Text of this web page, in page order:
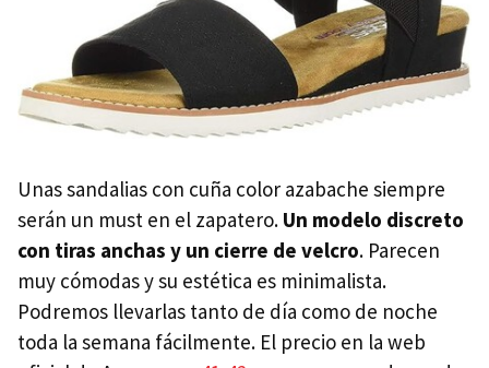
Unas sandalias con cuña color azabache siempre
serán un must en el zapatero. Un modelo discreto
con tiras anchas y un cierre de velcro. Parecen
muy cómodas y su estética es minimalista.
Podremos llevarlas tanto de día como de noche
toda la semana fácilmente. El precio en la web